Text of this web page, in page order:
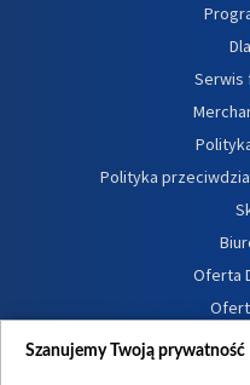
Serwis
Polityka
Oferta
Szanujemy Twoją prywatność